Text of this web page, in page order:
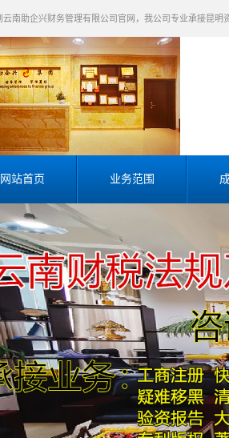
云南助企兴财务管理有限公司官网，我公司专业承接昆
网站首页 业务范围